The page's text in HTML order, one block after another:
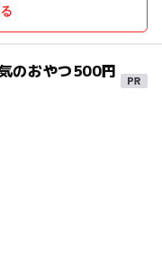
のおやつ500円